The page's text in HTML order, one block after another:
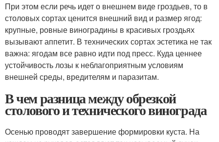
При этом если речь идет о внешнем виде гроздьев, то в
столовых сортах ценится внешний вид и размер ягод:
крупные, ровные виноградины в красивых гроздьях
вызывают аппетит. В технических сортах эстетика не так
важна: ягодам все равно идти под пресс. Куда ценнее
устойчивость лозы к неблагоприятным условиям
внешней среды, вредителям и паразитам.
В чем разница между обрезкой
столового и технического винограда
Осенью проводят завершение формировки куста. На